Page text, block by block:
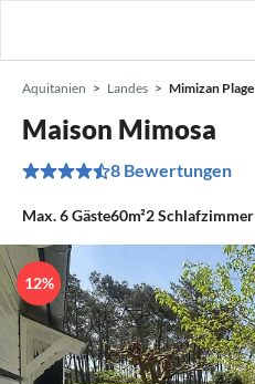
Aquitanien Landes Mimizan Plage
Maison Mimosa
8 Bewertungen
Max.6Gäste60m²2Schlafzimmer
12%